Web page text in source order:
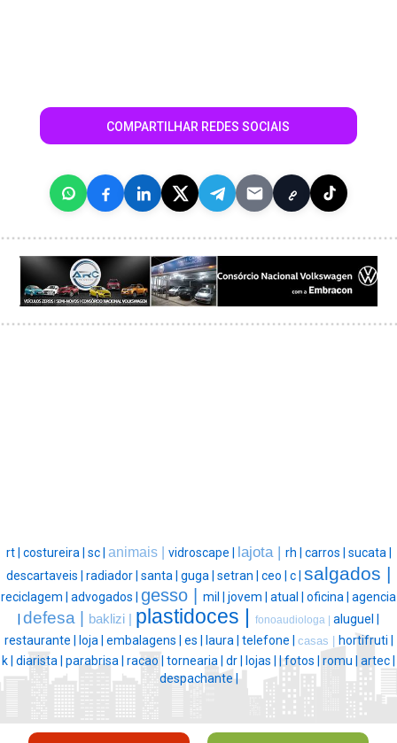
COMPARTILHAR REDES SOCIAIS
rt | costureira | sc | animais | vidroscape | lajota | rh | carros | sucata |
descartaveis | radiador | santa | guga | setran | ceo | c | salgados |
reciclagem | advogados | gesso | mil | jovem | atual | oficina | agencia
defesa | baklizi | plastidoces | fonoaudiologa | aluguel |
restaurante |
loja | embalagens | es | laura | telefone | casas | hortifruti |
k | diarista | parabrisa | racao | tornearia | dr | lojas | |fotos | romu | artec |
despachante |